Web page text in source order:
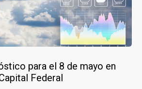
para el 8 de mayo en
Federal